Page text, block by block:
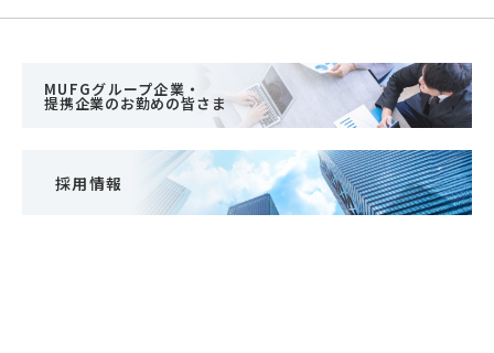
MUFGグループ企業・
提携企業のお勤めの皆さま
採用情報